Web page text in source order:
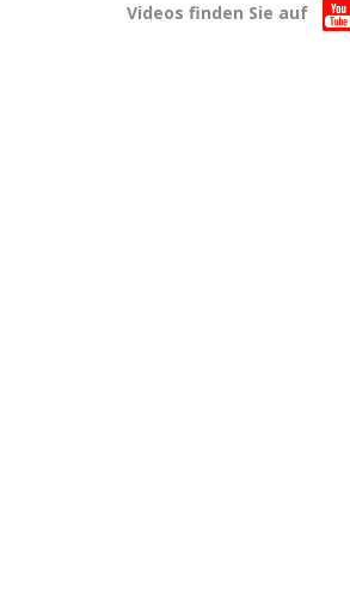
Videos finden Sie auf